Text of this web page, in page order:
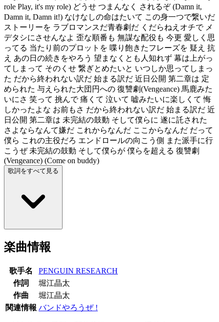
role Play, it's my role) どうせ つまんなく されるぞ (Damn it,
Damn it, Damn it!) なけなしの命はたいて この身一つで繋いだ
ストーリーを ラブロマンスだ青春劇だ くだらねえオチで メ
デタシにさせんなよ 歪な順番も 無謀な配役も 今更 愛しく思
ってる 当たり前のプロットを 喋り飽きたフレーズを 疑え 抗
え あの日の続きをやろう 望まなくとも人知れず 幕は上がっ
てしまって そのくせ 繋ぎとめたいと いつしか思ってしまっ
た だから終われない訳だ 始まる訳だ 近日公開 第二章は 定
められた 与えられた大団円への 復讐劇(Vengeance) 馬鹿みた
いにさ 笑って 挑んで 痛くて 泣いて 嘘みたいに楽しくて 悔
しかったよな お前もさ だから終われない訳だ 始まる訳だ 近
日公開 第二章は 未完結の鼓動 そして僕らに 遂に託された
さよならなんて嫌だ これからなんだ ここからなんだ だって
僕ら これの主役だろ エンドロールの向こう側 また派手に行
こうぜ 未完結の鼓動 そして僕らが 僕らを超える 復讐劇
(Vengeance) (Come on buddy)
歌詞をすべて見る
楽曲情報
歌手名
PENGUIN RESEARCH
作詞
堀江晶太
作曲
堀江晶太
関連情報 バンドやろうぜ !